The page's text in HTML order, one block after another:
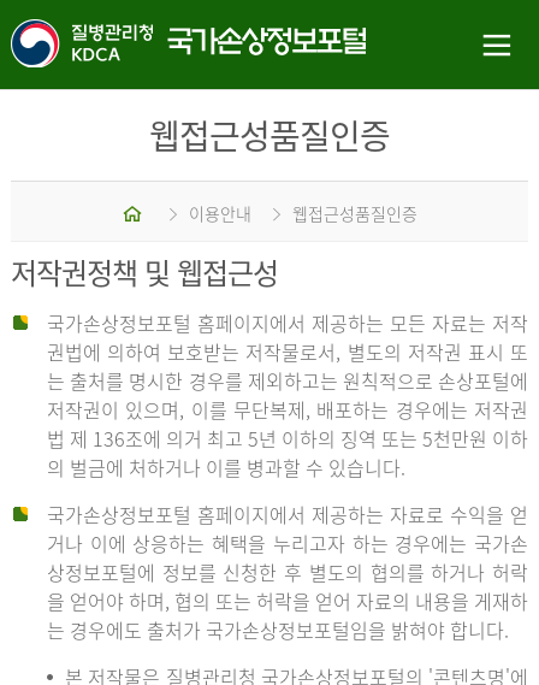
웹접근성품질인증
홈 이용안내 웹접근성품질인증
저작권정책 및 웹접근성
국가손상정보포털 홈페이지에서 제공하는 모든 자료는 저작
권법에 의하여 보호받는 저작물로서, 별도의 저작권 표시 또
는 출처를 명시한 경우를 제외하고는 원칙적으로 손상포털에
저작권이 있으며, 이를 무단복제, 배포하는 경우에는 저작권
법 제 136조에 의거 최고 5년 이하의 징역 또는 5천만원 이하
의 벌금에 처하거나 이를 병과할 수 있습니다.
국가손상정보포털 홈페이지에서 제공하는 자료로 수익을 얻
거나 이에 상응하는 혜택을 누리고자 하는 경우에는 국가손
상정보포털에 정보를 신청한 후 별도의 협의를 하거나 허락
을 얻어야 하며, 협의 또는 허락을 얻어 자료의 내용을 게재하
는 경우에도 출처가 국가손상정보포털임을 밝혀야 합니다.
본 저작물은 질병관리청 국가손상정보포털의 '콘텐츠명'에